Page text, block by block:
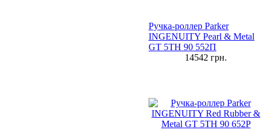
Ручка-роллер Parker
INGENUITY Pearl & Metal
GT 5TH 90 552П
14542 грн.